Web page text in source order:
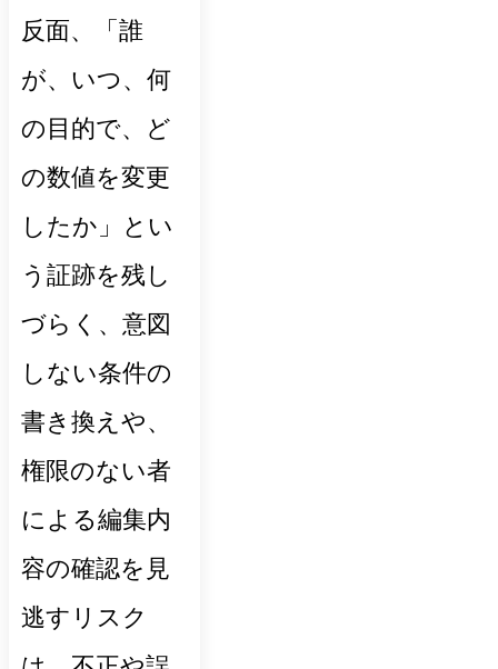
反面、「誰
が、いつ、何
の目的で、ど
の数値を変更
したか」とい
う証跡を残し
づらく、意図
しない条件の
書き換えや、
権限のない者
による編集内
容の確認を見
逃すリスク